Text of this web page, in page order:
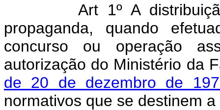
Art 1º A
propaganda, quando
concurso ou operação
autorização do Ministério da
de 20 de dezembro de
normativos que se destinem